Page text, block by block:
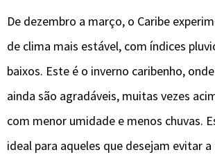
De dezembro a março, o Caribe
de clima mais estável, com índices
baixos. Este é o inverno caribenho,
ainda são agradáveis, muitas vezes
com menor umidade e menos chuvas.
ideal para aqueles que desejam evitar